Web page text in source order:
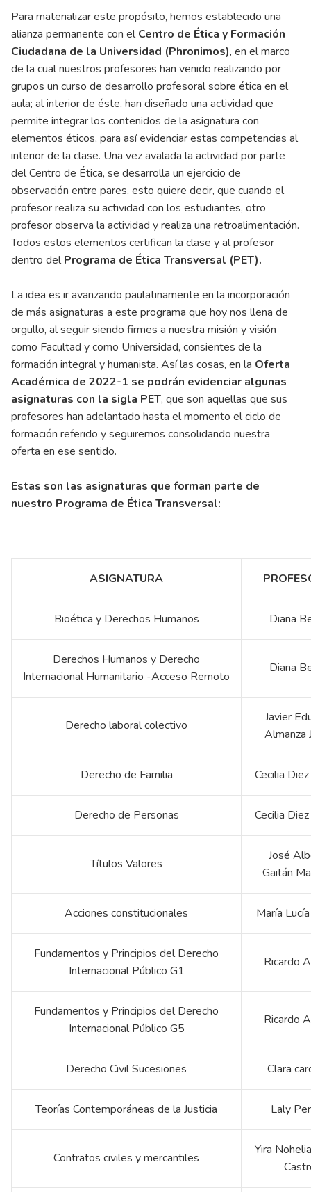
Para materializar este propósito, hemos establecido una
alianza permanente con elCentro de Ética y Formación
Ciudadana de la Universidad (Phronimos), en el marco
de la cual nuestros profesores han venido realizando por
grupos un curso de desarrollo profesoral sobre ética en el
aula; al interior de éste, han diseñado una actividad que
permite integrar los contenidos de la asignatura con
elementos éticos, para así evidenciar estas competencias al
interior de la clase. Una vez avalada la actividad por parte
del Centro de Ética, se desarrolla un ejercicio de
observación entre pares, esto quiere decir, que cuando el
profesor realiza su actividad con los estudiantes, otro
profesor observa la actividad y realiza una retroalimentación.
Todos estos elementos certifican la clase y al profesor
dentro delPrograma de Ética Transversal (PET).
La idea es ir avanzando paulatinamente en la incorporación
de más asignaturas a este programa que hoy nos llena de
orgullo, al seguir siendo firmes a nuestra misión y visión
como Facultad y como Universidad, consientes de la
formación integral y humanista. Así las cosas, en la Oferta
Académica de 2022-1 se podrán evidenciar algunas
asignaturas con la sigla PET, que son aquellas que sus
profesores han adelantado hasta el momento el ciclo de
formación referido y seguiremos consolidando nuestra
oferta en ese sentido.
Estas son las asignaturas que forman parte de
nuestro Programa de Ética Transversal:
ASIGNATURA
Bioética y Derechos Humanos Diana
Derechos Humanos y Derecho
Internacional Humanitario -Acceso Remoto
Diana
Derecho laboral colectivo
Javier
Almanza
Derecho de Familia Cecilia
Derecho de Personas Cecilia
Títulos Valores
José
Gaitán
Acciones constitucionales María
Fundamentos y Principios del Derecho
Internacional Público G1
Ricardo
Fundamentos y Principios del Derecho
Internacional Público G5
Ricardo
Derecho Civil Sucesiones Clara
Teorías Contemporáneas de la Justicia Laly
Contratos civiles y mercantiles
Yira